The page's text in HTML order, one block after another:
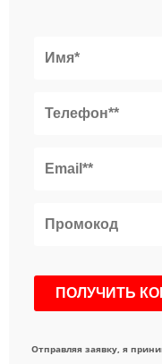
Отправляя заявку, я